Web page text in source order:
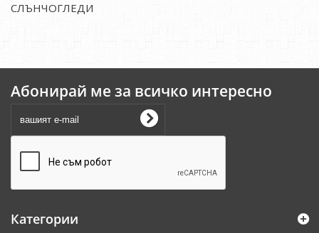
СЛЪНЧОГЛЕДИ
Абонирай ме за всичко интересно
Категории